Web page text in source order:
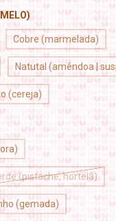
Cobre (marmelada)
Natutal (amêndoa |
(cereja)
(pistache, hortelã)
(gemada)